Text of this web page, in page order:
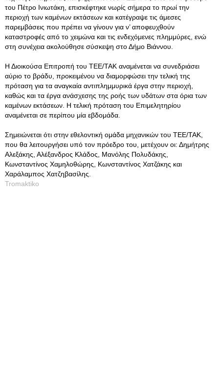
του Πέτρο Ινιωτάκη, επισκέφτηκε νωρίς σήμερα το πρωί την
περιοχή των καμένων εκτάσεων και κατέγραψε τις άμεσες
παρεμβάσεις που πρέπει να γίνουν για ν’ αποφευχθούν
καταστροφές από το χειμώνα και τις ενδεχόμενες πλημμύρες, ενώ
στη συνέχεια ακολούθησε σύσκεψη στο Δήμο Βιάννου.
Η Διοικούσα Επιτροπή του ΤΕΕ/ΤΑΚ αναμένεται να συνεδριάσει
αύριο το βράδυ, προκειμένου να διαμορφώσει την τελική της
πρόταση για τα αναγκαία αντιπλημμυρικά έργα στην περιοχή,
καθώς και τα έργα ανάσχεσης της ροής των υδάτων στα όρια των
καμένων εκτάσεων. Η τελική πρόταση του Επιμελητηρίου
αναμένεται σε περίπου μία εβδομάδα.
Σημειώνεται ότι στην εθελοντική ομάδα μηχανικών του ΤΕΕ/ΤΑΚ,
που θα λειτουργήσει υπό τον πρόεδρο του, μετέχουν οι: Δημήτρης
Αλεξάκης, Αλέξανδρος Κλάδος, Μανόλης Πολυδάκης,
Κωνσταντίνος Χαμηλοθώρης, Κωνσταντίνος Χατζάκης και
Χαράλαμπος Χατζηβασίλης.
Tromaktiko